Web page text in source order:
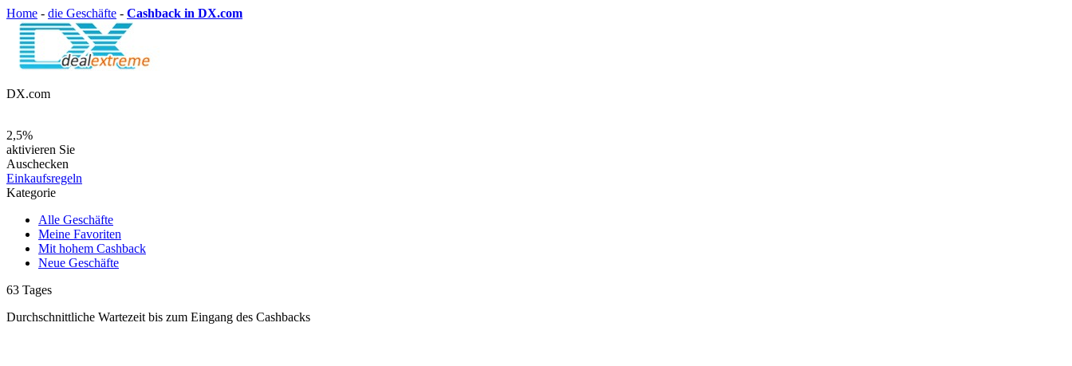
Home - die Geschäfte - Cashback in DX.com
DX.com
2,5%
aktivieren Sie
Auschecken
Einkaufsregeln
Kategorie
Alle Geschäfte
Meine Favoriten
Mit hohem Cashback
Neue Geschäfte
63 Tages
Durchschnittliche Wartezeit bis zum Eingang des Cashbacks